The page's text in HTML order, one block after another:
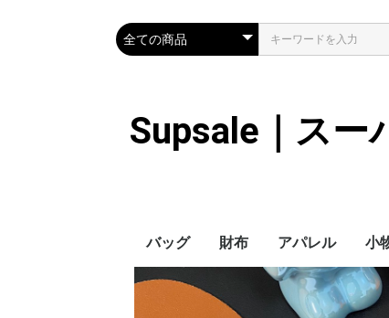
Supsale｜スー
バッグ
Hermes
LOUIS VUITTON
Chanel
Loewe
Celine
Prada
Balenciaga
MiuMiu
財布
LOUIS VUITTON
アパレル
ハイブランド
Supreme
Miu Miu
アウター
LOUIS VUITTON
MONCLER
Adidas
THE NORTH
CHANEL
𝗖𝗔𝗡𝗔𝗗𝗔
DIOR
GUCCI
VERSACE
BALENCIAGA
FENDI
子供服切れ
小
ぼ
ネ
ハ
ス
サ
ア
ア
マ
傘
バ
バ
カ
ス
キ
時
ヘ